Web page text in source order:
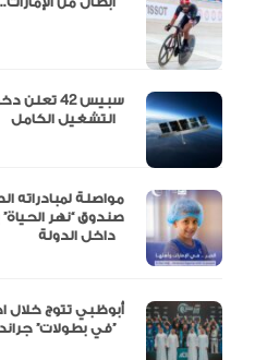
سبيس 42
صندوق “نهر
أبوظبي تتوج خلال
في بطولات” جراند سلام للجوجيتسو”